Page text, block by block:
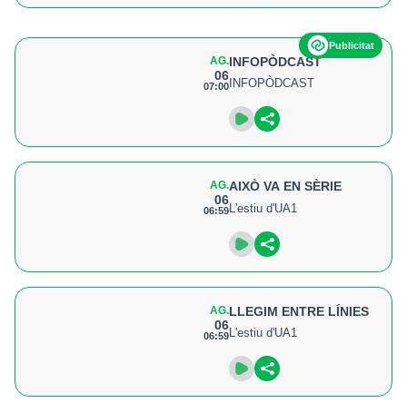
Publicitat
AG.
06
07:00
INFOPÒDCAST
INFOPÒDCAST
AG.
06
06:59
AIXÒ VA EN SÈRIE
L'estiu d'UA1
AG.
06
06:59
LLEGIM ENTRE LÍNIES
L'estiu d'UA1